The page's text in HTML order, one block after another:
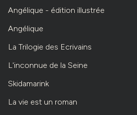
Angélique - édition illustrée
Angélique
La Trilogie des Ecrivains
L'inconnue de la Seine
Skidamarink
La vie est un roman